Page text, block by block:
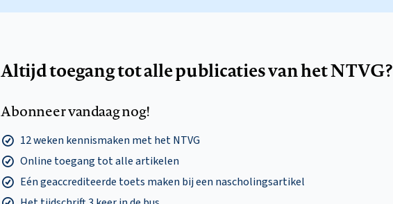
Altijd toegang tot alle publicaties van het NTVG?
Abonneer vandaag nog!
12 weken kennismaken met het NTVG
Online toegang tot alle artikelen
Eén geaccrediteerde toets maken bij een nascholingsartikel